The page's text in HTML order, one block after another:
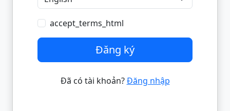
accept_terms_html
Đăng ký
Đã có tài khoản?Đăng nhập